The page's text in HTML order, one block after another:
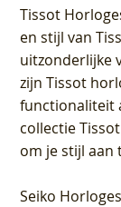
Tissot
en stijl van
uitzonderlijke
zijn Tissot
functionaliteit
collectie
om je stijl aan
Seiko